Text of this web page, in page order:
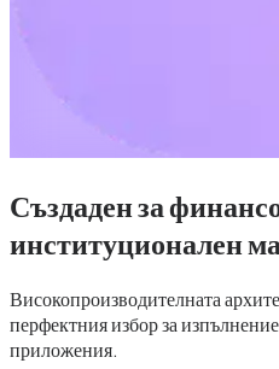
Създаден за
институционален
Високопроизводителната
перфектния избор за
приложения.